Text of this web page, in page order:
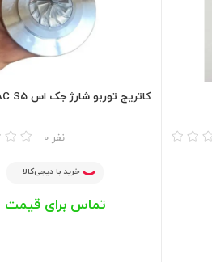
کاتریج توربو شارژ جک اس JAC S5
0 نفر
خرید با دیجی‌کالا
تماس برای قیمت